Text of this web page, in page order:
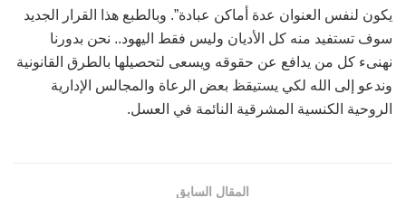
يكون لنفس العنوان عدة أماكن عبادة”. وبالطبع هذا القرار الجديد
سوف تستفيد منه كل الأديان وليس فقط اليهود.. نحن بدورنا
نهنىء كل من يدافع عن حقوقه ويسعى لتحصيلها بالطرق القانونية
وندعو إلى الله لكي يستيقظ بعض الرعاة والمجالس الإدارية
الروحية الكنسية المشرقية النائمة في العسل.
المقال السابق